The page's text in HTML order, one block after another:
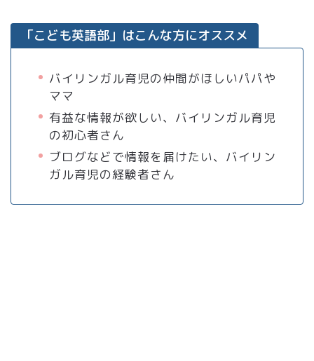
「こども英語部」はこんな方にオススメ
バイリンガル育児の仲間がほしいパパや
ママ
有益な情報が欲しい、バイリンガル育児
の初心者さん
ブログなどで情報を届けたい、バイリン
ガル育児の経験者さん